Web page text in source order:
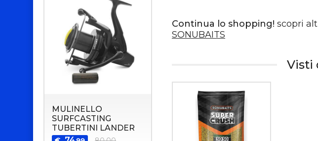
Continua lo shopping! scopri
SONUBAITS
Visti
MULINELLO
SURFCASTING
TUBERTINI LANDER